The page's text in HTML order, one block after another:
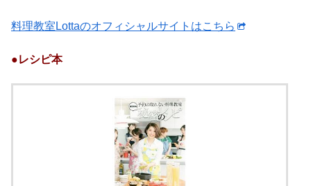
料理教室Lottaのオフィシャルサイトはこちら
●レシピ本